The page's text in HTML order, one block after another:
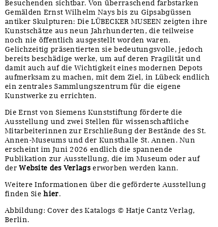
Besuchenden sichtbar. Von überraschend farbstarken
Gemälden Ernst Wilhelm Nays bis zu Gipsabgüssen
antiker Skulpturen: Die LÜBECKER MUSEEN zeigten ihre
Kunstschätze aus neun Jahrhunderten, die teilweise
noch nie öffentlich ausgestellt worden waren.
Gelichzeitig präsentierten sie bedeutungsvolle, jedoch
bereits beschädige werke, um auf deren Fragilität und
damit auch auf die Wichtigkeit eines modernen Depots
aufmerksam zu machen, mit dem Ziel, in Lübeck endlich
ein zentrales Sammlungszentrum für die eigene
Kunstwerke zu errichten.
Die Ernst von Siemens Kunststiftung förderte die
Ausstellung und zwei Stellen für wissenschaftliche
Mitarbeiterinnen zur Erschließung der Bestände des St.
Annen-Museums und der Kunsthalle St. Annen. Nun
erscheint im Juni 2026 endlich die spannende
Publikation zur Ausstellung, die im Museum oder auf
derWebsite des Verlagserworben werden kann.
Weitere Informationen über die geförderte Ausstellung
finden Siehier.
Abbildung: Cover des Katalogs © Hatje Cantz Verlag,
Berlin.